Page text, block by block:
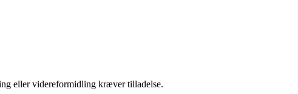
eller videreformidling kræver tilladelse.